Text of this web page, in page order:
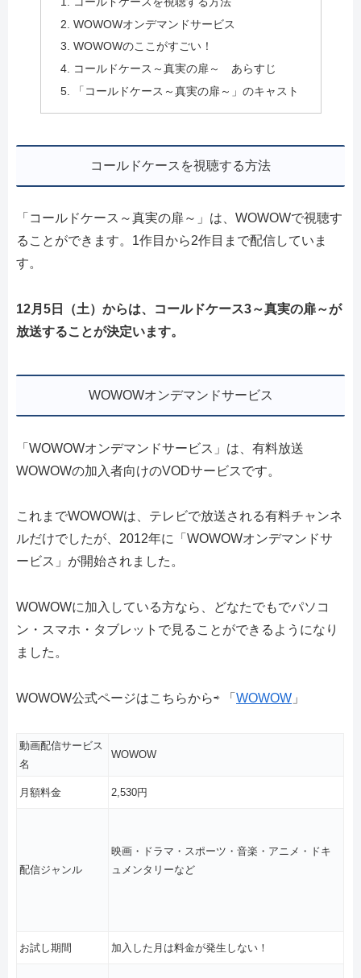
WOWOWオンデマンドサービス
WOWOWのここがすごい！
コールドケース～真実の扉～ あらすじ
「コールドケース～真実の扉～」のキャスト
コールドケースを視聴する方法
「コールドケース～真実の扉～」は、WOWOWで視聴す
ることができます。1作目から2作目まで配信していま
す。
12月5日（土）からは、コールドケース3～真実の扉～が
放送することが決定います。
WOWOWオンデマンドサービス
「WOWOWオンデマンドサービス」は、有料放送
WOWOWの加入者向けのVODサービスです。
これまでWOWOWは、テレビで放送される有料チャンネ
ルだけでしたが、2012年に「WOWOWオンデマンドサ
ービス」が開始されました。
WOWOWに加入している方なら、どなたでもでパソコ
ン・スマホ・タブレットで見ることができるようになり
ました。
WOWOW公式ページはこちらから⇨ 「 WOWOW 」
動画配信サービス
名
WOWOW
月額料金 2,530円
配信ジャンル
映画・ドラマ・スポーツ・音楽・アニメ・ドキ
ュメンタリーなど
お試し期間 加入した月は料金が発生しない！